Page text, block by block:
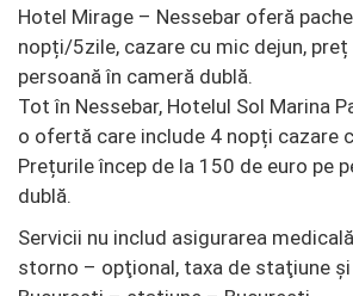
Hotel Mirage – Nessebar oferă
nopți/5zile, cazare cu mic dejun, preț
persoană în cameră dublă.
Tot în Nessebar, Hotelul Sol Marina
o ofertă care include 4 nopți cazare
Prețurile încep de la 150 de euro pe
dublă.
Servicii nu includ asigurarea
storno – opţional, taxa de staţiune